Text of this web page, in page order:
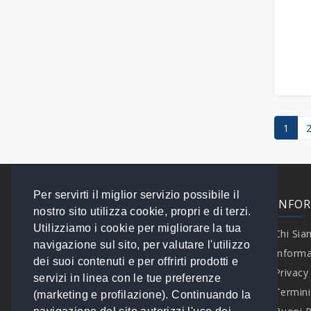
Per servirti il miglior servizio possibile il
nostro sito utilizza cookie, propri e di terzi.
Utilizziamo i cookie per migliorare la tua
navigazione sul sito, per valutare l'utilizzo
dei suoi contenuti e per offrirti prodotti e
servizi in linea con le tue preferenze
(marketing e profilazione). Continuando la
1 2
EXTRA
Contattaci
Speciali
Brand
I tuoi Ordini
Chi